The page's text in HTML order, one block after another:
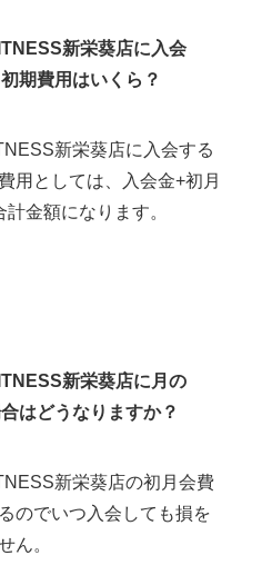
新栄葵店に入会
期費用はいくら？
新栄葵店に入会する
用としては、入会金+初月
金額になります。
新栄葵店に月の
はどうなりますか？
新栄葵店の初月会費
のでいつ入会しても損を
ん。